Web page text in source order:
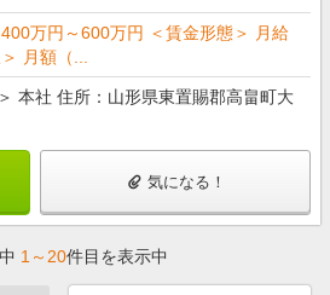
万円～600万円 ＜賃金形態＞ 月給
月額（...
本社 住所：山形県東置賜郡高畠町大
気になる！
1～20件目を表示中